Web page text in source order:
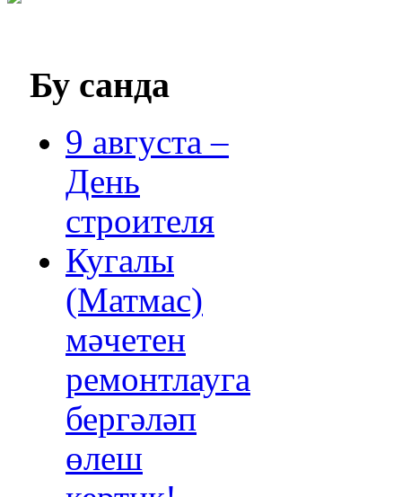
Бу санда
9 августа –
День
строителя
Кугалы
(Матмас)
мәчетен
ремонтлауга
бергәләп
өлеш